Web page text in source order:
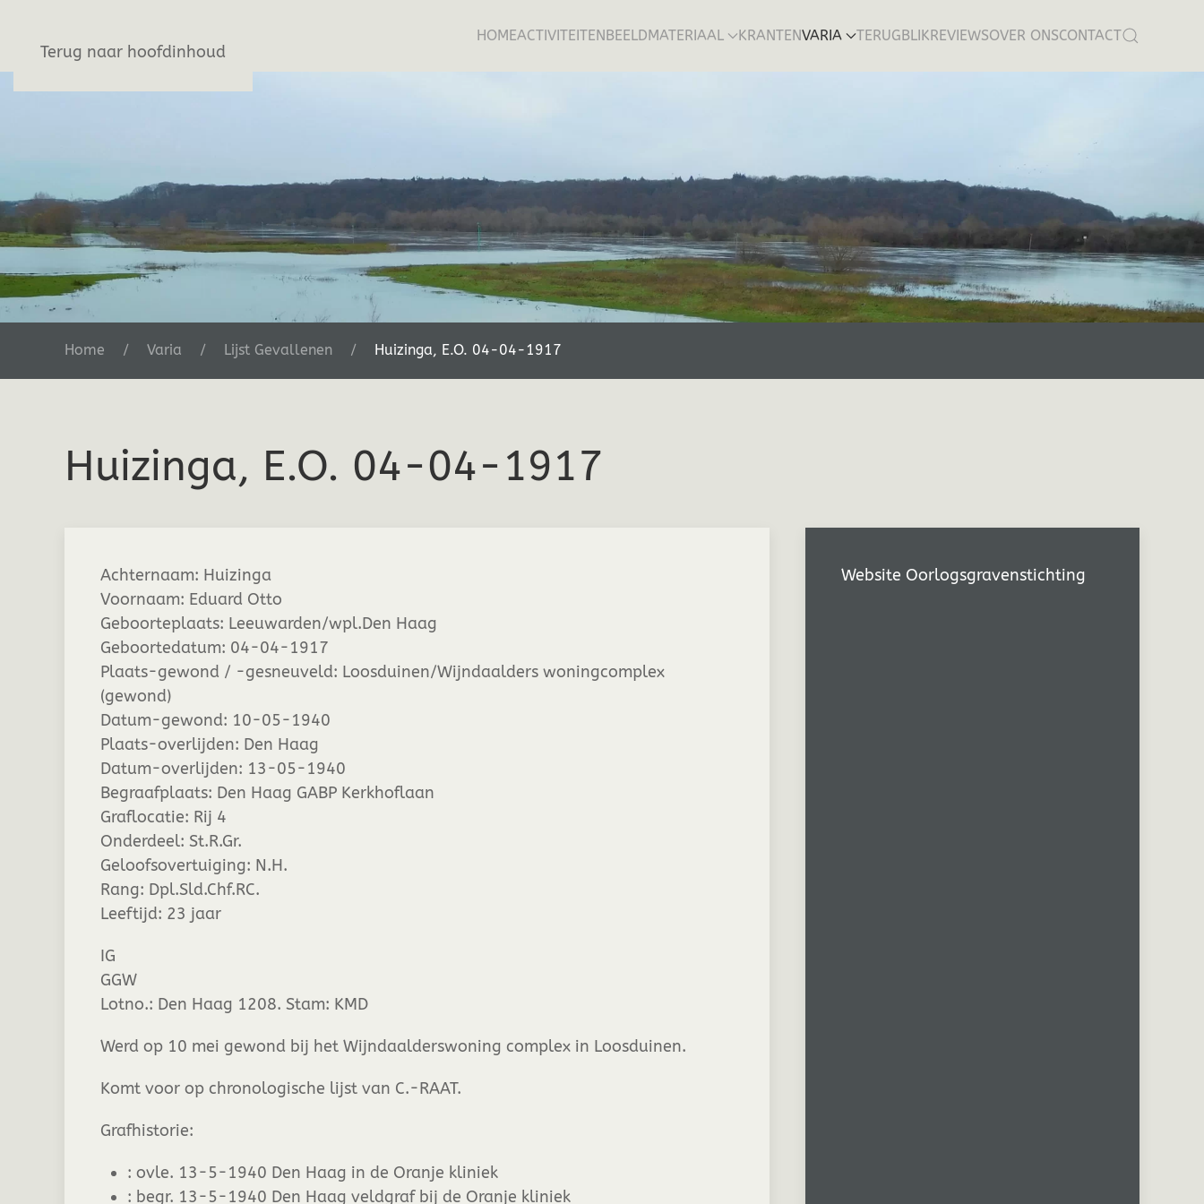
Terug naar hoofdinhoud
HOMEACTIVITEITEN BEELDMATERIAAL KRANTENVARIA TERUGBLIK REVIEWSOVER ONSCONTACT
Home Varia Lijst Gevallenen Huizinga, E.O. 04-04-1917
Huizinga, E.O. 04-04-1917
Achternaam: Huizinga
Voornaam: Eduard Otto
Geboorteplaats: Leeuwarden/wpl.Den Haag
Geboortedatum: 04-04-1917
Plaats-gewond / -gesneuveld: Loosduinen/Wijndaalders woningcomplex
(gewond)
Datum-gewond: 10-05-1940
Plaats-overlijden: Den Haag
Datum-overlijden: 13-05-1940
Begraafplaats: Den Haag GABP Kerkhoflaan
Graflocatie: Rij 4
Onderdeel: St.R.Gr.
Geloofsovertuiging: N.H.
Rang: Dpl.Sld.Chf.RC.
Leeftijd: 23 jaar
IG
GGW
Lotno.: Den Haag 1208. Stam: KMD
Werd op 10 mei gewond bij het Wijndaalderswoning complex in Loosduinen.
Komt voor op chronologische lijst van C.-RAAT.
Grafhistorie:
: ovle. 13-5-1940 Den Haag in de Oranje kliniek
: begr. 13-5-1940 Den Haag veldgraf bij de Oranje kliniek
Website Oorlogsgravenstichting